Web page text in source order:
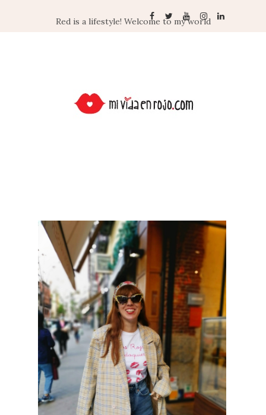
Red is a lifestyle! Welcome to my world